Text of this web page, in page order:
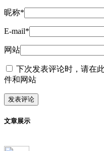
昵称*
E-mail*
网站
下次发表评论时，请在
件和网站
文章展示